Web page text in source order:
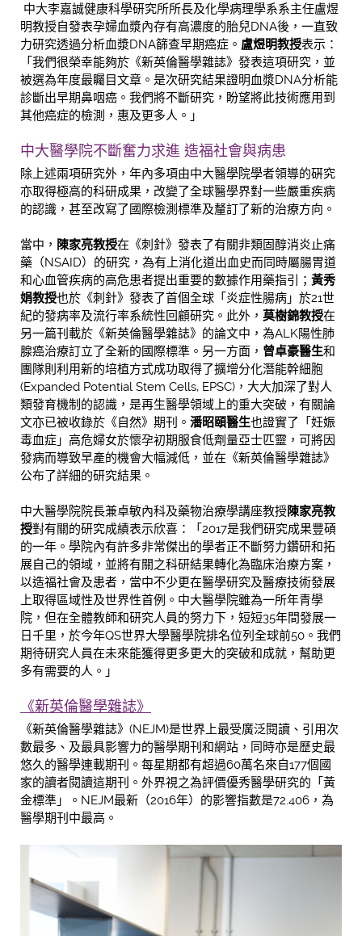
中大李嘉誠健康科學研究所所長及化學病理學系系主任盧煜
明教授自發表孕婦血漿內存有高濃度的胎兒DNA後，一直致
力研究透過分析血漿DNA篩查早期癌症。 盧煜明教授表示：
「我們很榮幸能夠於《新英倫醫學雜誌》發表這項研究，並
被選為年度最矚目文章。是次研究結果證明血漿DNA分析能
診斷出早期鼻咽癌。我們將不斷研究，盼望將此技術應用到
其他癌症的檢測，惠及更多人。」
中大醫學院不斷奮力求進 造福社會與病患
除上述兩項研究外，年內多項由中大醫學院學者領導的硏究
亦取得極高的科研成果，改變了全球醫學界對一些嚴重疾病
的認識，甚至改寫了國際檢測標準及釐訂了新的治療方向。
當中， 陳家亮教授在《刺針》發表了有關非類固醇消炎止痛
藥（NSAID）的研究，為有上消化道出血史而同時屬腸胃道
和心血管疾病的高危患者提出重要的數據作用藥指引； 黃秀
娟教授也於《刺針》發表了首個全球「炎症性腸病」於21世
紀的發病率及流行率系統性回顧研究。此外， 莫樹錦教授在
另一篇刊載於《新英倫醫學雜誌》的論文中，為ALK陽性肺
腺癌治療訂立了全新的國際標準。另一方面， 曾卓豪醫生和
團隊則利用新的培植方式成功取得了擴增分化潛能幹細胞
(Expanded Potential Stem Cells, EPSC)，大大加深了對人
類發育機制的認識，是再生醫學領域上的重大突破，有關論
文亦已被收錄於《自然》期刊。 潘昭頤醫生也證實了「妊娠
毒血症」高危婦女於懷孕初期服食低劑量亞士匹靈，可將因
發病而導致早產的機會大幅減低，並在《新英倫醫學雜誌》
公布了詳細的研究結果。
中大醫學院院長兼卓敏內科及藥物治療學講座教授陳家亮教
授對有關的研究成績表示欣喜：「2017是我們研究成果豐碩
的一年。學院內有許多非常傑出的學者正不斷努力鑽研和拓
展自己的領域，並將有關之科研結果轉化為臨床治療方案，
以造福社會及患者，當中不少更在醫學研究及醫療技術發展
上取得區域性及世界性首例。中大醫學院雖為一所年青學
院，但在全體教師和研究人員的努力下，短短35年間發展一
日千里，於今年QS世界大學醫學院排名位列全球前50。我們
期待研究人員在未來能獲得更多更大的突破和成就，幫助更
多有需要的人。」
《新英倫醫學雜誌》
《新英倫醫學雜誌》(NEJM)是世界上最受廣泛閱讀、引用次
數最多、及最具影響力的醫學期刊和網站，同時亦是歷史最
悠久的醫學連載期刊。每星期都有超過60萬名來自177個國
家的讀者閱讀這期刊。外界視之為評價優秀醫學研究的「黃
金標準」。NEJM最新（2016年）的影響指數是72.406，為
醫學期刊中最高。